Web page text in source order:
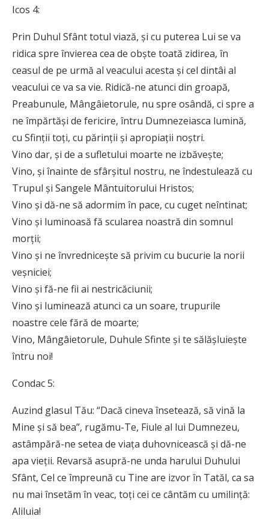
Icos 4:
Prin Duhul Sfânt totul viază, și cu puterea Lui se va
ridica spre învierea cea de obște toată zidirea, în
ceasul de pe urmă al veacului acesta și cel dintâi al
veacului ce va sa vie. Ridică-ne atunci din groapă,
Preabunule, Mângâietorule, nu spre osândă, ci spre a
ne împărtăși de fericire, întru Dumnezeiasca lumină,
cu Sfinții toți, cu părinții și apropiații noștri.
Vino dar, și de a sufletului moarte ne izbăvește;
Vino, și înainte de sfârșitul nostru, ne îndestulează cu
Trupul și Sangele Mântuitorului Hristos;
Vino și dă-ne să adormim în pace, cu cuget neîntinat;
Vino și luminoasă fă scularea noastră din somnul
morții;
Vino și ne învrednicește să privim cu bucurie la norii
veșniciei;
Vino și fă-ne fii ai nestricăciunii;
Vino și luminează atunci ca un soare, trupurile
noastre cele fără de moarte;
Vino, Mângâietorule, Duhule Sfinte și te sălășluiește
întru noi!
Condac 5:
Auzind glasul Tău: “Dacă cineva însetează, să vină la
Mine și să bea”, rugămu-Te, Fiule al lui Dumnezeu,
astâmpără-ne setea de viața duhovnicească și dă-ne
apa vieții. Revarsă asupră-ne unda harului Duhului
Sfânt, Cel ce împreună cu Tine are izvor în Tatăl, ca sa
nu mai însetăm în veac, toți cei ce cântăm cu umilință:
Aliluia!